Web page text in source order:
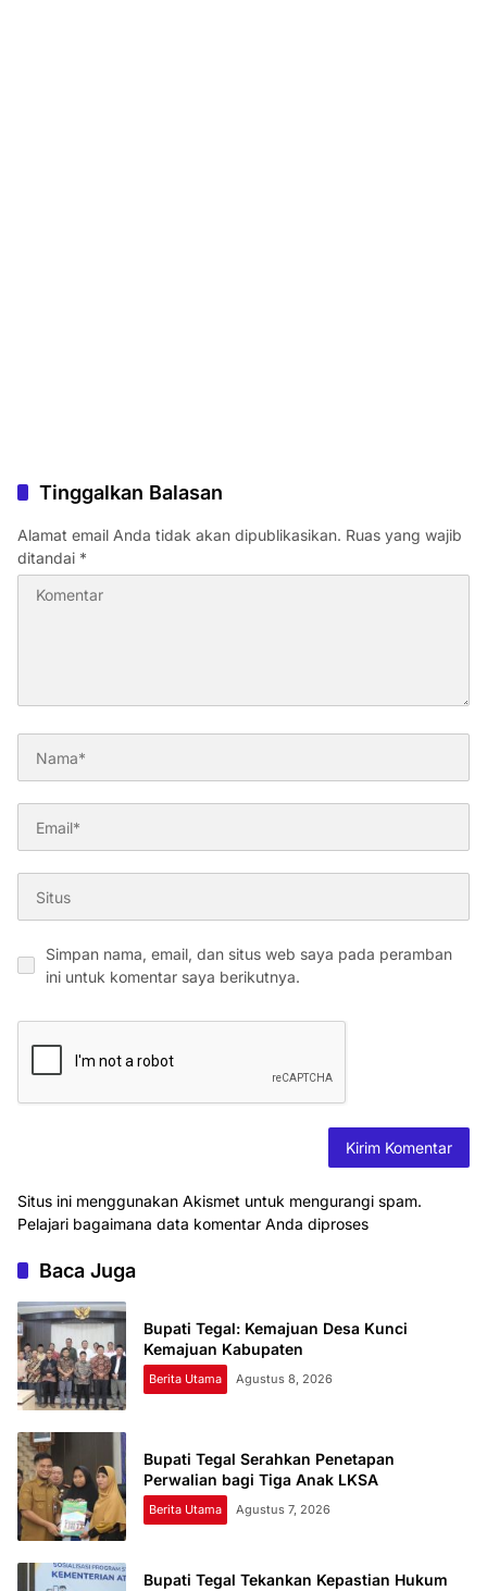
Tinggalkan Balasan
Alamat email Anda tidak akan dipublikasikan. Ruas yang wajib
ditandai *
Simpan nama, email, dan situs web saya pada peramban
ini untuk komentar saya berikutnya.
Situs ini menggunakan Akismet untuk mengurangi spam.
Pelajari bagaimana data komentar Anda diproses
Baca Juga
Bupati Tegal: Kemajuan Desa Kunci
Kemajuan Kabupaten
Berita Utama Agustus 8, 2026
Bupati Tegal Serahkan Penetapan
Perwalian bagi Tiga Anak LKSA
Berita Utama Agustus 7, 2026
Bupati Tegal Tekankan Kepastian Hukum